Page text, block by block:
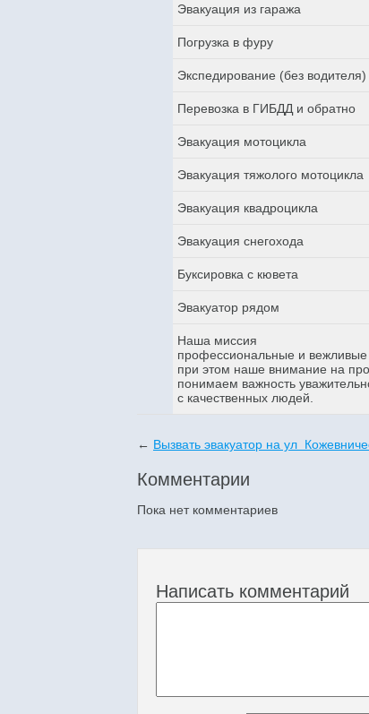
Эвакуация из гаража
Погрузка в фуру
Экспедирование (без водителя)
Перевозка в ГИБДД и обратно
Эвакуация мотоцикла
Эвакуация тяжолого мотоцикла
Эвакуация квадроцикла
Эвакуация снегохода
Буксировка с кювета
Эвакуатор рядом
Наша миссия
профессиональные и вежливые
при этом наше внимание на
понимаем важность
с качественных людей.
← Вызвать эвакуатор на ул
Комментарии
Пока нет комментариев
Написать комментарий